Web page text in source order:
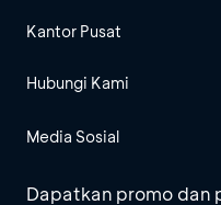
Kantor Pusat
Hubungi Kami
Media Sosial
Dapatkan promo dan